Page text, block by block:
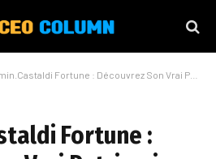
Fortune : Découvrez Son Vrai Patrimoine
Fortune :